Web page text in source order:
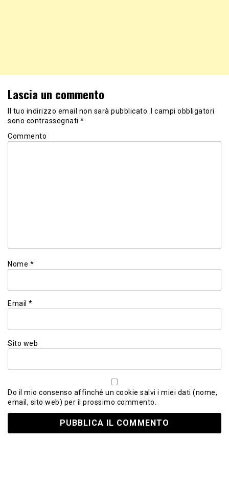
Lascia un commento
Il tuo indirizzo email non sarà pubblicato.
I campi obbligatori
sono contrassegnati *
Commento
Nome *
Email *
Sito web
Do il mio consenso affinché un cookie salvi i miei dati (nome,
email, sito web) per il prossimo commento.